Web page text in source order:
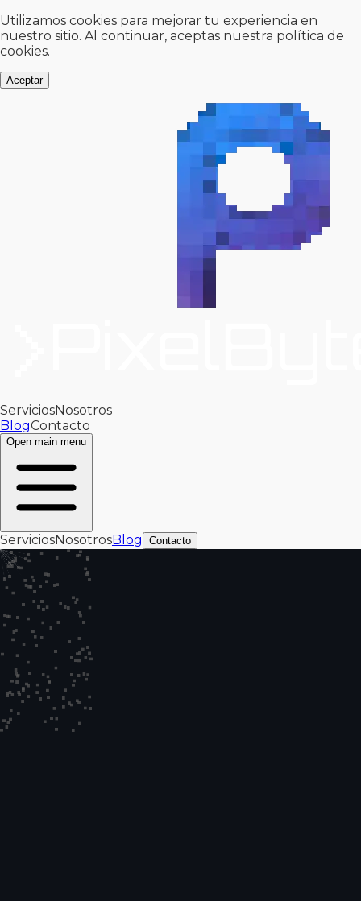
Utilizamos cookies para mejorar tu experiencia en
nuestro sitio. Al continuar, aceptas nuestra política de
cookies.
Aceptar
ServiciosNosotros
BlogContacto
Open main menu
ServiciosNosotrosBlog Contacto